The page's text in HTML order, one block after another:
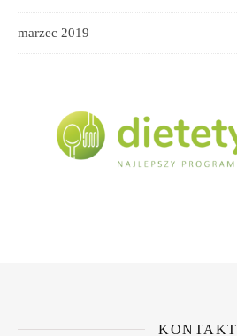
marzec 2019
KONTAKT